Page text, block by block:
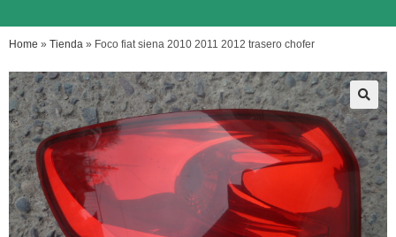
Home » Tienda » Foco fiat siena 2010 2011 2012 trasero chofer